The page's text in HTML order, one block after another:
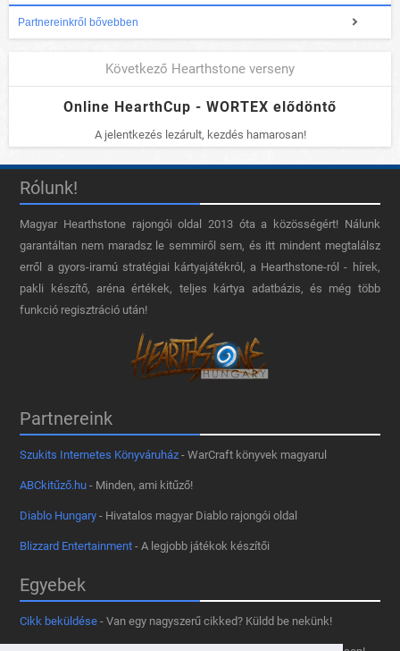
Partnereinkről bővebben
Következő Hearthstone verseny
Online HearthCup - WORTEX elődöntő
A jelentkezés lezárult, kezdés hamarosan!
Rólunk!
Magyar Hearthstone​ rajongói oldal 2013 óta a közösségért! Nálunk
garantáltan nem maradsz le semmiről sem, és itt mindent megtalálsz
erről a gyors-iramú stratégiai kártyajátékról, a Hearthstone-ról - hírek,
pakli készítő, aréna értékek, teljes kártya adatbázis, és még több
funkció regisztráció után!
Partnereink
Szukits Internetes Könyváruház - WarCraft könyvek magyarul
ABCkitűző.hu - Minden, ami kitűző!
Diablo Hungary - Hivatalos magyar Diablo rajongói oldal
Blizzard Entertainment - A legjobb játékok készítői
Egyebek
Cikk beküldése - Van egy nagyszerű cikked? Küldd be nekünk!